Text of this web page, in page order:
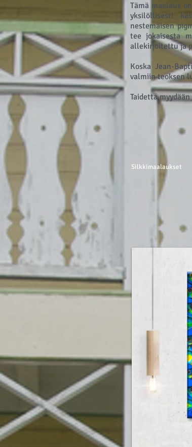
Tämä maalaus
yksilöllisesti
nestemäisen
tee jokaisesta
allekirjoitettu ja
Koska Jean-
valmiin teoksen
Taidetta
Silkkimaalaukset